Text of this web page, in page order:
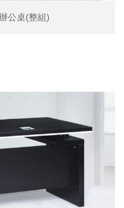
公桌(整組)